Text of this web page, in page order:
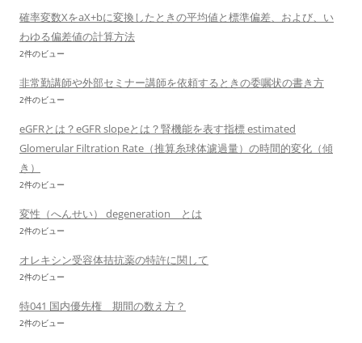
確率変数XをaX+bに変換したときの平均値と標準偏差、および、い
わゆる偏差値の計算方法
2件のビュー
非常勤講師や外部セミナー講師を依頼するときの委嘱状の書き方
2件のビュー
eGFRとは？eGFR slopeとは？腎機能を表す指標 estimated
Glomerular Filtration Rate（推算糸球体濾過量）の時間的変化（傾
き）
2件のビュー
変性（へんせい） degeneration とは
2件のビュー
オレキシン受容体拮抗薬の特許に関して
2件のビュー
特041 国内優先権 期間の数え方？
2件のビュー